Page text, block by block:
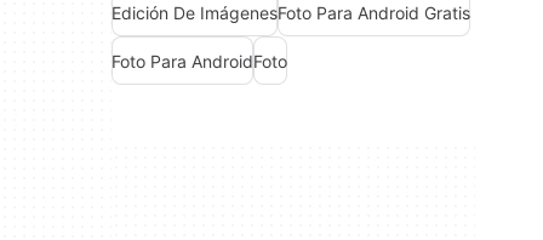
Edición De ImágenesFoto Para Android Gratis
Foto Para AndroidFoto